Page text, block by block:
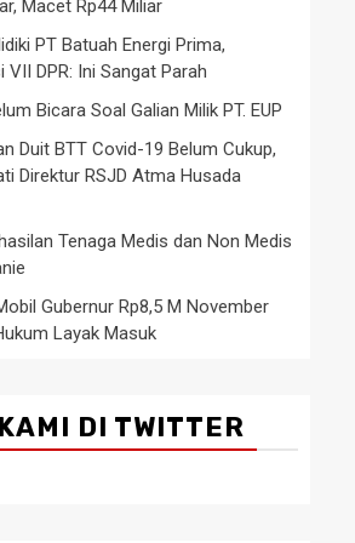
Macet Rp44 Miliar
PT Batuah Energi Prima,
DPR: Ini Sangat Parah
Bicara Soal Galian Milik PT. EUP
Duit BTT Covid-19 Belum Cukup,
Direktur RSJD Atma Husada
Tenaga Medis dan Non Medis
Gubernur Rp8,5 M November
Layak Masuk
DI TWITTER